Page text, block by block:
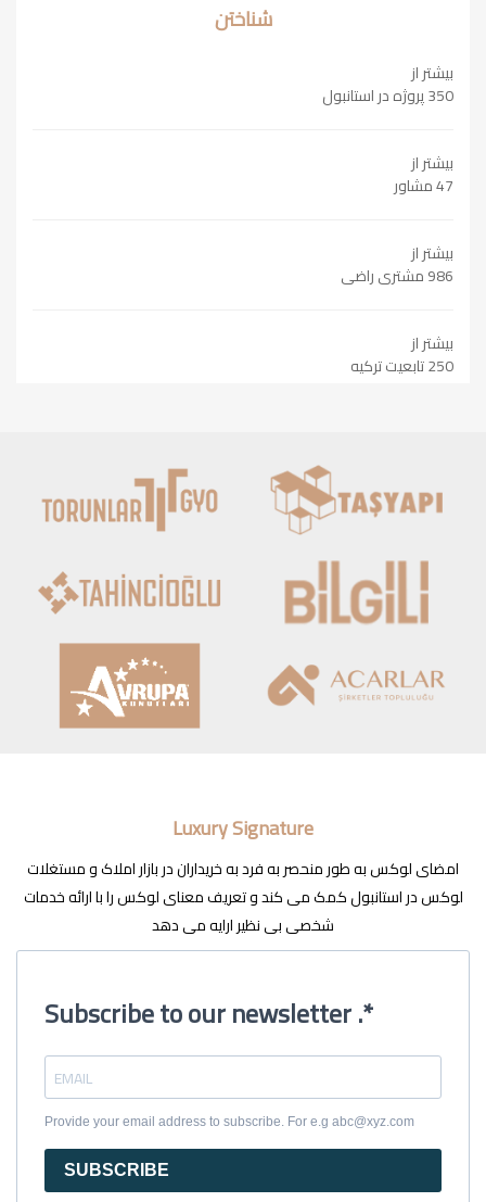
شناختن
بیشتر از
350 پروژه در استانبول
بیشتر از
47 مشاور
بیشتر از
986 مشتری راضی
بیشتر از
250 تابعیت ترکیه
Luxury Signature
امضای لوکس به طور منحصر به فرد به خریداران در بازار املاک و مستغلات
لوکس در استانبول کمک می کند و تعریف معنای لوکس را با ارائه خدمات
شخصی بی نظیر ارایه می دهد
Subscribe to our newsletter .*
Provide your email address to subscribe. For e.g abc@xyz.com
SUBSCRIBE